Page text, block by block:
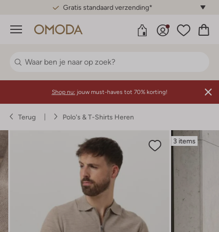
Gratis standaard verzending*
Menu
Shop nu: jouw must-haves tot 70% korting!
Terug Polo's & T-Shirts Heren
3 items